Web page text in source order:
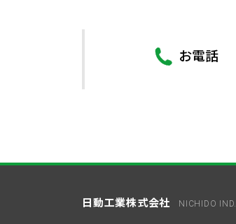
お電話
日動工業株式会社 NICHIDO